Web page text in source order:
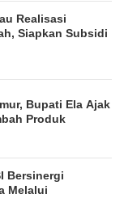
Realisasi
Siapkan Subsidi
Bupati Ela Ajak
Produk
Bersinergi
Melalui